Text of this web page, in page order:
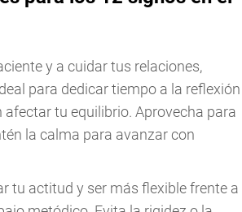
y a cuidar tus relaciones,
para dedicar tiempo a la reflexión
tu equilibrio. Aprovecha para
la calma para avanzar con
tu actitud y ser más flexible frente a